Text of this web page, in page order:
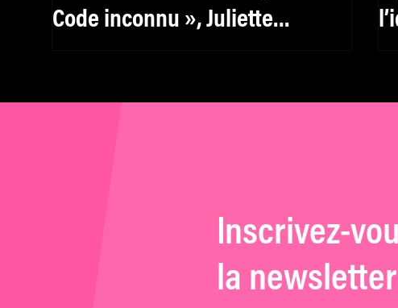
Code inconnu », Juliette
Inscrivez-
la newsletter